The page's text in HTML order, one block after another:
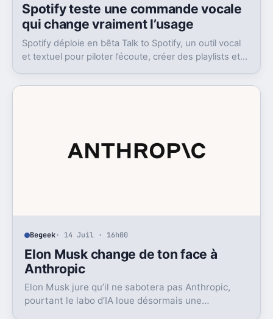
Spotify teste une commande vocale
qui change vraiment l’usage
Spotify déploie en bêta Talk to Spotify, un outil vocal
et textuel pour piloter l’écoute, créer des playlists et
Begeek· 14 Juil · 16h00
Elon Musk change de ton face à
Anthropic
Elon Musk jure qu’il ne sabotera pas Anthropic,
pourtant le labo d’IA loue désormais une